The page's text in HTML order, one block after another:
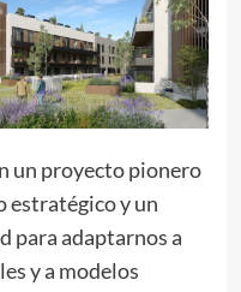
un proyecto pionero
estratégico y un
para adaptarnos a
y a modelos